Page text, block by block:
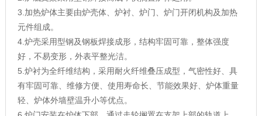
3.加热炉体主要由炉壳体、炉衬、炉门、炉门开闭机构及加热
元件组成。
4.炉壳采用型钢及钢板焊接成形，结构牢固可靠，整体强度
好，不易变形，外表平整光洁。
5.炉衬为全纤维结构，采用耐火纤维叠压成型，气密性好、具
有牢固可靠、维修方便、使用寿命长、节能效果好、炉体重量
轻、炉体外墙壁温升小等优点。